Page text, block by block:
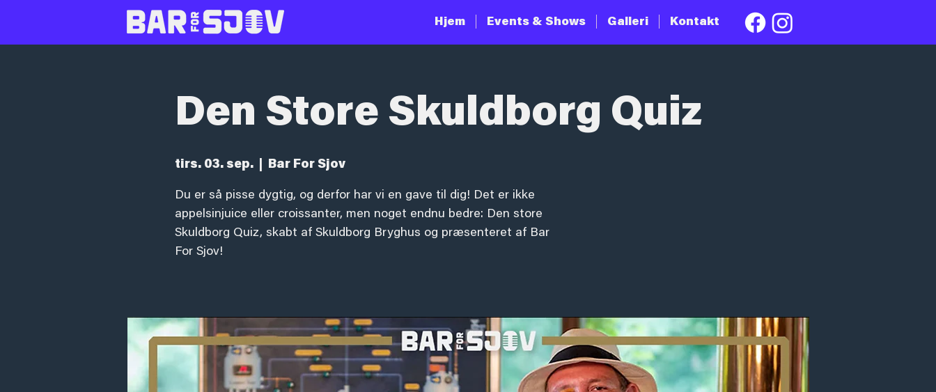
Hjem Events & Shows Galleri Kontakt
Den Store Skuldborg Quiz
tirs. 03. sep.
  |
Bar For Sjov
Du er så pisse dygtig, og derfor har vi en gave til dig! Det er ikke
appelsinjuice eller croissanter, men noget endnu bedre: Den store
Skuldborg Quiz, skabt af Skuldborg Bryghus og præsenteret af Bar
For Sjov!